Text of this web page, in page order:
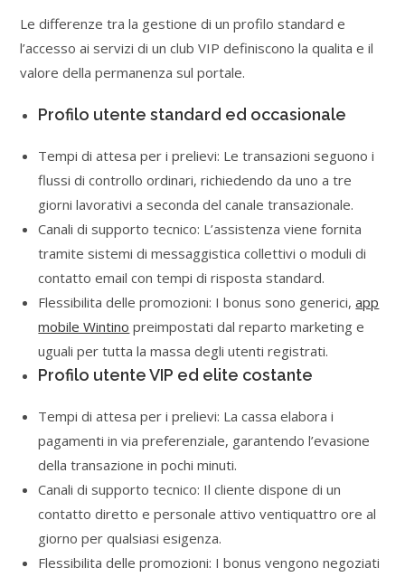
Le differenze tra la gestione di un profilo standard e
l’accesso ai servizi di un club VIP definiscono la qualita e il
valore della permanenza sul portale.
Profilo utente standard ed occasionale
Tempi di attesa per i prelievi: Le transazioni seguono i
flussi di controllo ordinari, richiedendo da uno a tre
giorni lavorativi a seconda del canale transazionale.
Canali di supporto tecnico: L’assistenza viene fornita
tramite sistemi di messaggistica collettivi o moduli di
contatto email con tempi di risposta standard.
Flessibilita delle promozioni: I bonus sono generici,app
mobile Wintino preimpostati dal reparto marketing e
uguali per tutta la massa degli utenti registrati.
Profilo utente VIP ed elite costante
Tempi di attesa per i prelievi: La cassa elabora i
pagamenti in via preferenziale, garantendo l’evasione
della transazione in pochi minuti.
Canali di supporto tecnico: Il cliente dispone di un
contatto diretto e personale attivo ventiquattro ore al
giorno per qualsiasi esigenza.
Flessibilita delle promozioni: I bonus vengono negoziati